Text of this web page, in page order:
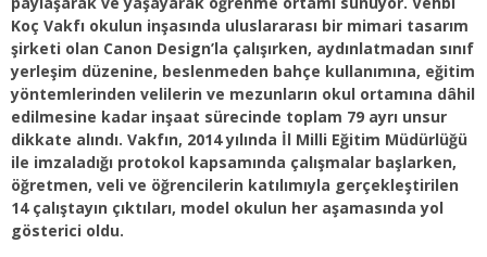
Koç Vakfı okulun inşasında uluslararası bir mimari tasarım
şirketi olan Canon Design’la çalışırken, aydınlatmadan sınıf
yerleşim düzenine, beslenmeden bahçe kullanımına, eğitim
yöntemlerinden velilerin ve mezunların okul ortamına dâhil
edilmesine kadar inşaat sürecinde toplam 79 ayrı unsur
dikkate alındı. Vakfın, 2014 yılında İl Milli Eğitim Müdürlüğü
ile imzaladığı protokol kapsamında çalışmalar başlarken,
öğretmen, veli ve öğrencilerin katılımıyla gerçekleştirilen
14 çalıştayın çıktıları, model okulun her aşamasında yol
gösterici oldu.